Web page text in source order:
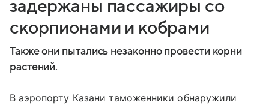
задержаны пассажиры со
скорпионами и кобрами
Также они пытались незаконно провести корни
растений.
В аэропорту Казани таможенники обнаружили